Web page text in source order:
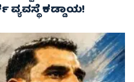
ವ್ಯವಸ್ಥೆ ಕಡ್ಡಾಯ!